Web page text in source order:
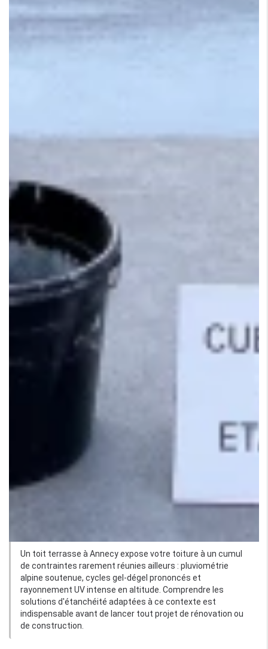
Un toit terrasse à Annecy expose votre toiture à un cumul
de contraintes rarement réunies ailleurs : pluviométrie
alpine soutenue, cycles gel-dégel prononcés et
rayonnement UV intense en altitude. Comprendre les
solutions d'étanchéité adaptées à ce contexte est
indispensable avant de lancer tout projet de rénovation ou
de construction.